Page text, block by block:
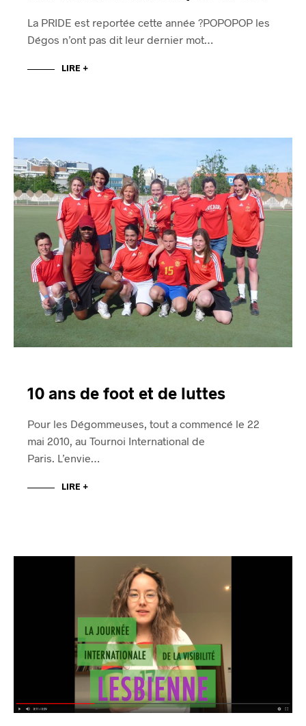
La PRIDE est reportée cette année ?POPOPOP les
Dégos n’ont pas dit leur dernier mot…
LIRE +
10 ans de foot et de luttes
Pour les Dégommeuses, tout a commencé le 22
mai 2010, au Tournoi International de
Paris. L’envie…
LIRE +